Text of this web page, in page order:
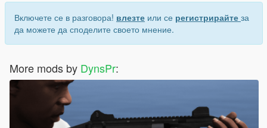
Включете се в разговора! влезте или се регистрирайте за
да можете да споделите своето мнение.
More mods by DynsPr: